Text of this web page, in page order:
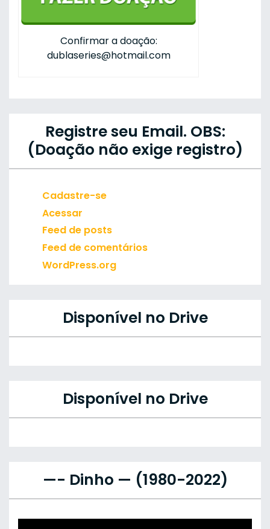
Confirmar a doação:
dublaseries@hotmail.com
Registre seu Email. OBS:
(Doação não exige registro)
Cadastre-se
Acessar
Feed de posts
Feed de comentários
WordPress.org
Disponível no Drive
Disponível no Drive
—- Dinho — (1980-2022)